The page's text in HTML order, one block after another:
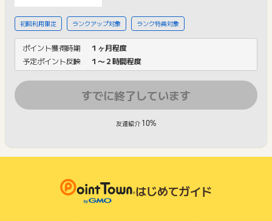
初回利用限定 ランクアップ対象 ランク特典対象
ポイント獲得時期
１ヶ月程度
予定ポイント反映
１〜２時間程度
すでに終了しています
友達紹介 10%
はじめてガイド